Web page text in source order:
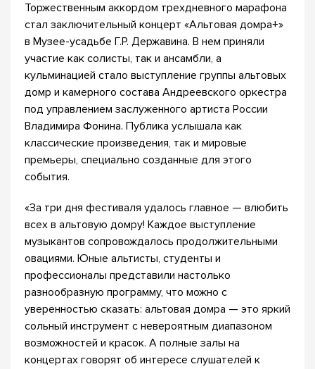
Торжественным аккордом трехдневного марафона
стал заключительный концерт «Альтовая домра+»
в Музее-усадьбе Г.Р. Державина. В нем приняли
участие как солисты, так и ансамбли, а
кульминацией стало выступление группы альтовых
домр и камерного состава Андреевского оркестра
под управлением заслуженного артиста России
Владимира Фонина. Публика услышала как
классические произведения, так и мировые
премьеры, специально созданные для этого
события.
«За три дня фестиваля удалось главное — влюбить
всех в альтовую домру! Каждое выступление
музыкантов сопровождалось продолжительными
овациями. Юные альтисты, студенты и
профессионалы представили настолько
разнообразную программу, что можно с
уверенностью сказать: альтовая домра — это яркий
сольный инструмент с невероятным диапазоном
возможностей и красок. А полные залы на
концертах говорят об интересе слушателей к